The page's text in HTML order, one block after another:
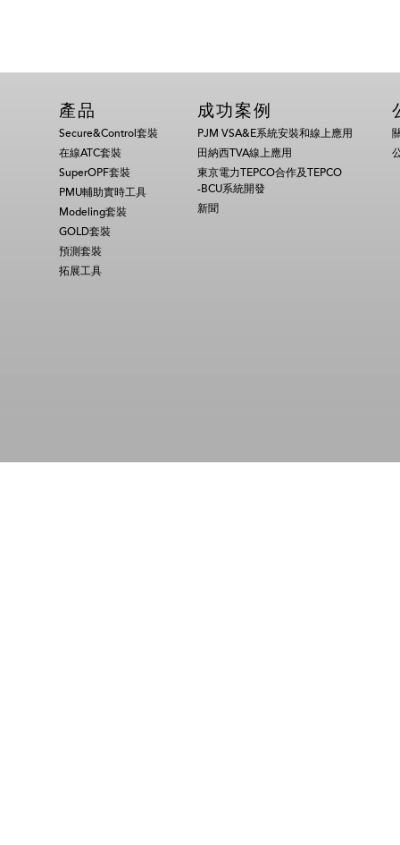
產品
Secure&Control套裝
在線ATC套裝
SuperOPF套裝
PMU輔助實時工具
Modeling套裝
GOLD套裝
預測套裝
拓展工具
成功案例
PJM VSA&E系統安裝和線上應用
田納西TVA線上應用
東京電力TEPCO合作及TEPCO
-BCU系統開發
新聞